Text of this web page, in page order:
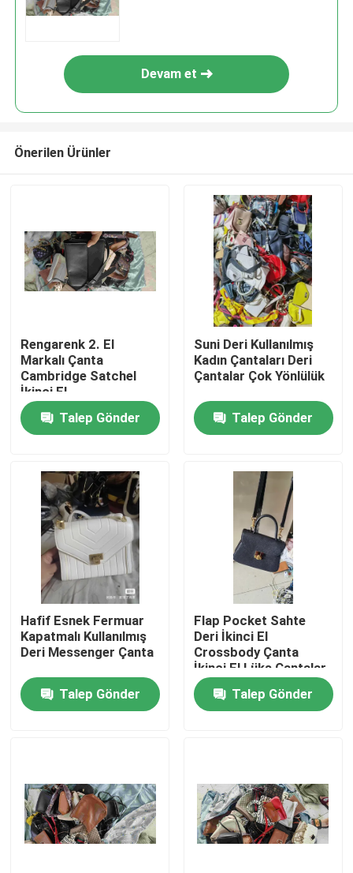
Ev
videolar
Hakkımızda
Fabrika turu
Bize Ulaşın
Kullanılmış Moda Giyim
Devam et
Önerilen Ürünler
Rengarenk 2. El
Markalı Çanta
Cambridge Satchel
İkinci El
Talep Gönder
Suni Deri Kullanılmış
Kadın Çantaları Deri
Çantalar Çok Yönlülük
Talep Gönder
Hafif Esnek Fermuar
Kapatmalı Kullanılmış
Deri Messenger Çanta
Talep Gönder
Flap Pocket Sahte
Deri İkinci El
Crossbody Çanta
İkinci El Lüks Çantalar
Talep Gönder